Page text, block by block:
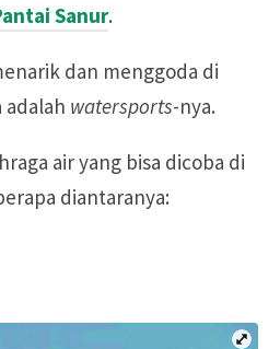
Sanur.
dan menggoda di
adalah watersports-nya.
air yang bisa dicoba di
diantaranya: